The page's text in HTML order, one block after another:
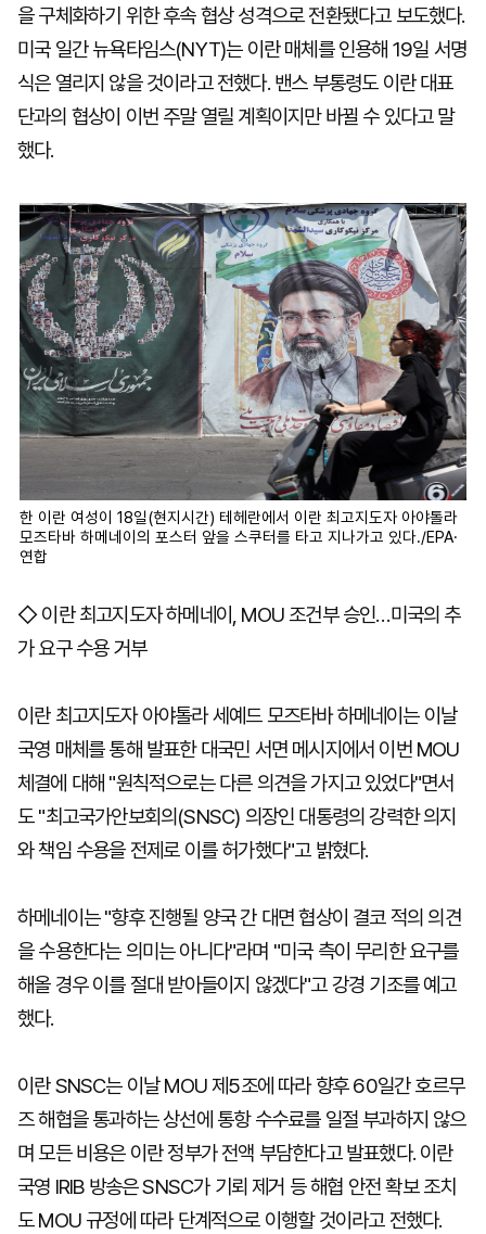
을 구체화하기 위한 후속 협상 성격으로 전환됐다고 보도했다.
미국 일간 뉴욕타임스(NYT)는 이란 매체를 인용해 19일 서명
식은 열리지 않을 것이라고 전했다. 밴스 부통령도 이란 대표
단과의 협상이 이번 주말 열릴 계획이지만 바뀔 수 있다고 말
했다.
한 이란 여성이 18일(현지시간) 테헤란에서 이란 최고지도자 아야톨라
모즈타바 하메네이의 포스터 앞을 스쿠터를 타고 지나가고 있다./EPA·
연합
◇ 이란 최고지도자 하메네이, MOU 조건부 승인…미국의 추
가 요구 수용 거부
이란 최고지도자 아야톨라 세예드 모즈타바 하메네이는 이날
국영 매체를 통해 발표한 대국민 서면 메시지에서 이번 MOU
체결에 대해 "원칙적으로는 다른 의견을 가지고 있었다"면서
도 "최고국가안보회의(SNSC) 의장인 대통령의 강력한 의지
와 책임 수용을 전제로 이를 허가했다"고 밝혔다.
하메네이는 "향후 진행될 양국 간 대면 협상이 결코 적의 의견
을 수용한다는 의미는 아니다"라며 "미국 측이 무리한 요구를
해올 경우 이를 절대 받아들이지 않겠다"고 강경 기조를 예고
했다.
이란 SNSC는 이날 MOU 제5조에 따라 향후 60일간 호르무
즈 해협을 통과하는 상선에 통항 수수료를 일절 부과하지 않으
며 모든 비용은 이란 정부가 전액 부담한다고 발표했다. 이란
국영 IRIB 방송은 SNSC가 기뢰 제거 등 해협 안전 확보 조치
도 MOU 규정에 따라 단계적으로 이행할 것이라고 전했다.